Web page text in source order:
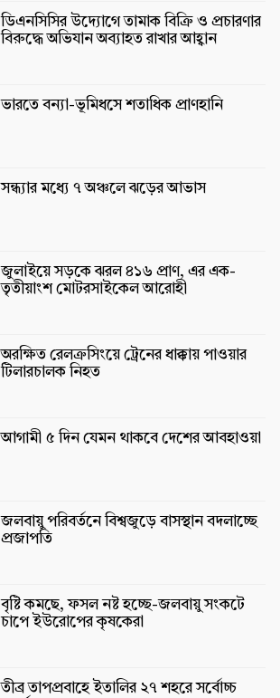
ডিএনসিসির উদ্যোগে তামাক বিক্রি ও প্রচারণার
বিরুদ্ধে অভিযান অব্যাহত রাখার আহ্বান
ভারতে বন্যা-ভূমিধসে শতাধিক প্রাণহানি
সন্ধ্যার মধ্যে ৭ অঞ্চলে ঝড়ের আভাস
জুলাইয়ে সড়কে ঝরল ৪১৬ প্রাণ, এর এক-
তৃতীয়াংশ মোটরসাইকেল আরোহী
অরক্ষিত রেলক্রসিংয়ে ট্রেনের ধাক্কায় পাওয়ার
টিলারচালক নিহত
আগামী ৫ দিন যেমন থাকবে দেশের আবহাওয়া
জলবায়ু পরিবর্তনে বিশ্বজুড়ে বাসস্থান বদলাচ্ছে
প্রজাপতি
বৃষ্টি কমছে, ফসল নষ্ট হচ্ছে-জলবায়ু সংকটে
চাপে ইউরোপের কৃষকেরা
তীব্র তাপপ্রবাহে ইতালির ২৭ শহরে সর্বোচ্চ